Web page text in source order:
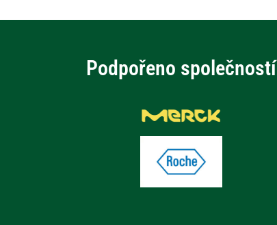
Podpořeno společností